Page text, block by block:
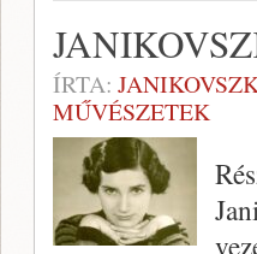
ÍRTA:
MŰVÉSZETEK